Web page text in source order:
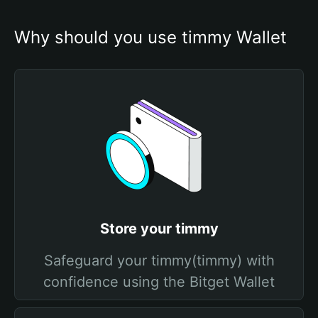
Why should you use timmy Wallet
Store your timmy
Safeguard your timmy(timmy) with
confidence using the Bitget Wallet